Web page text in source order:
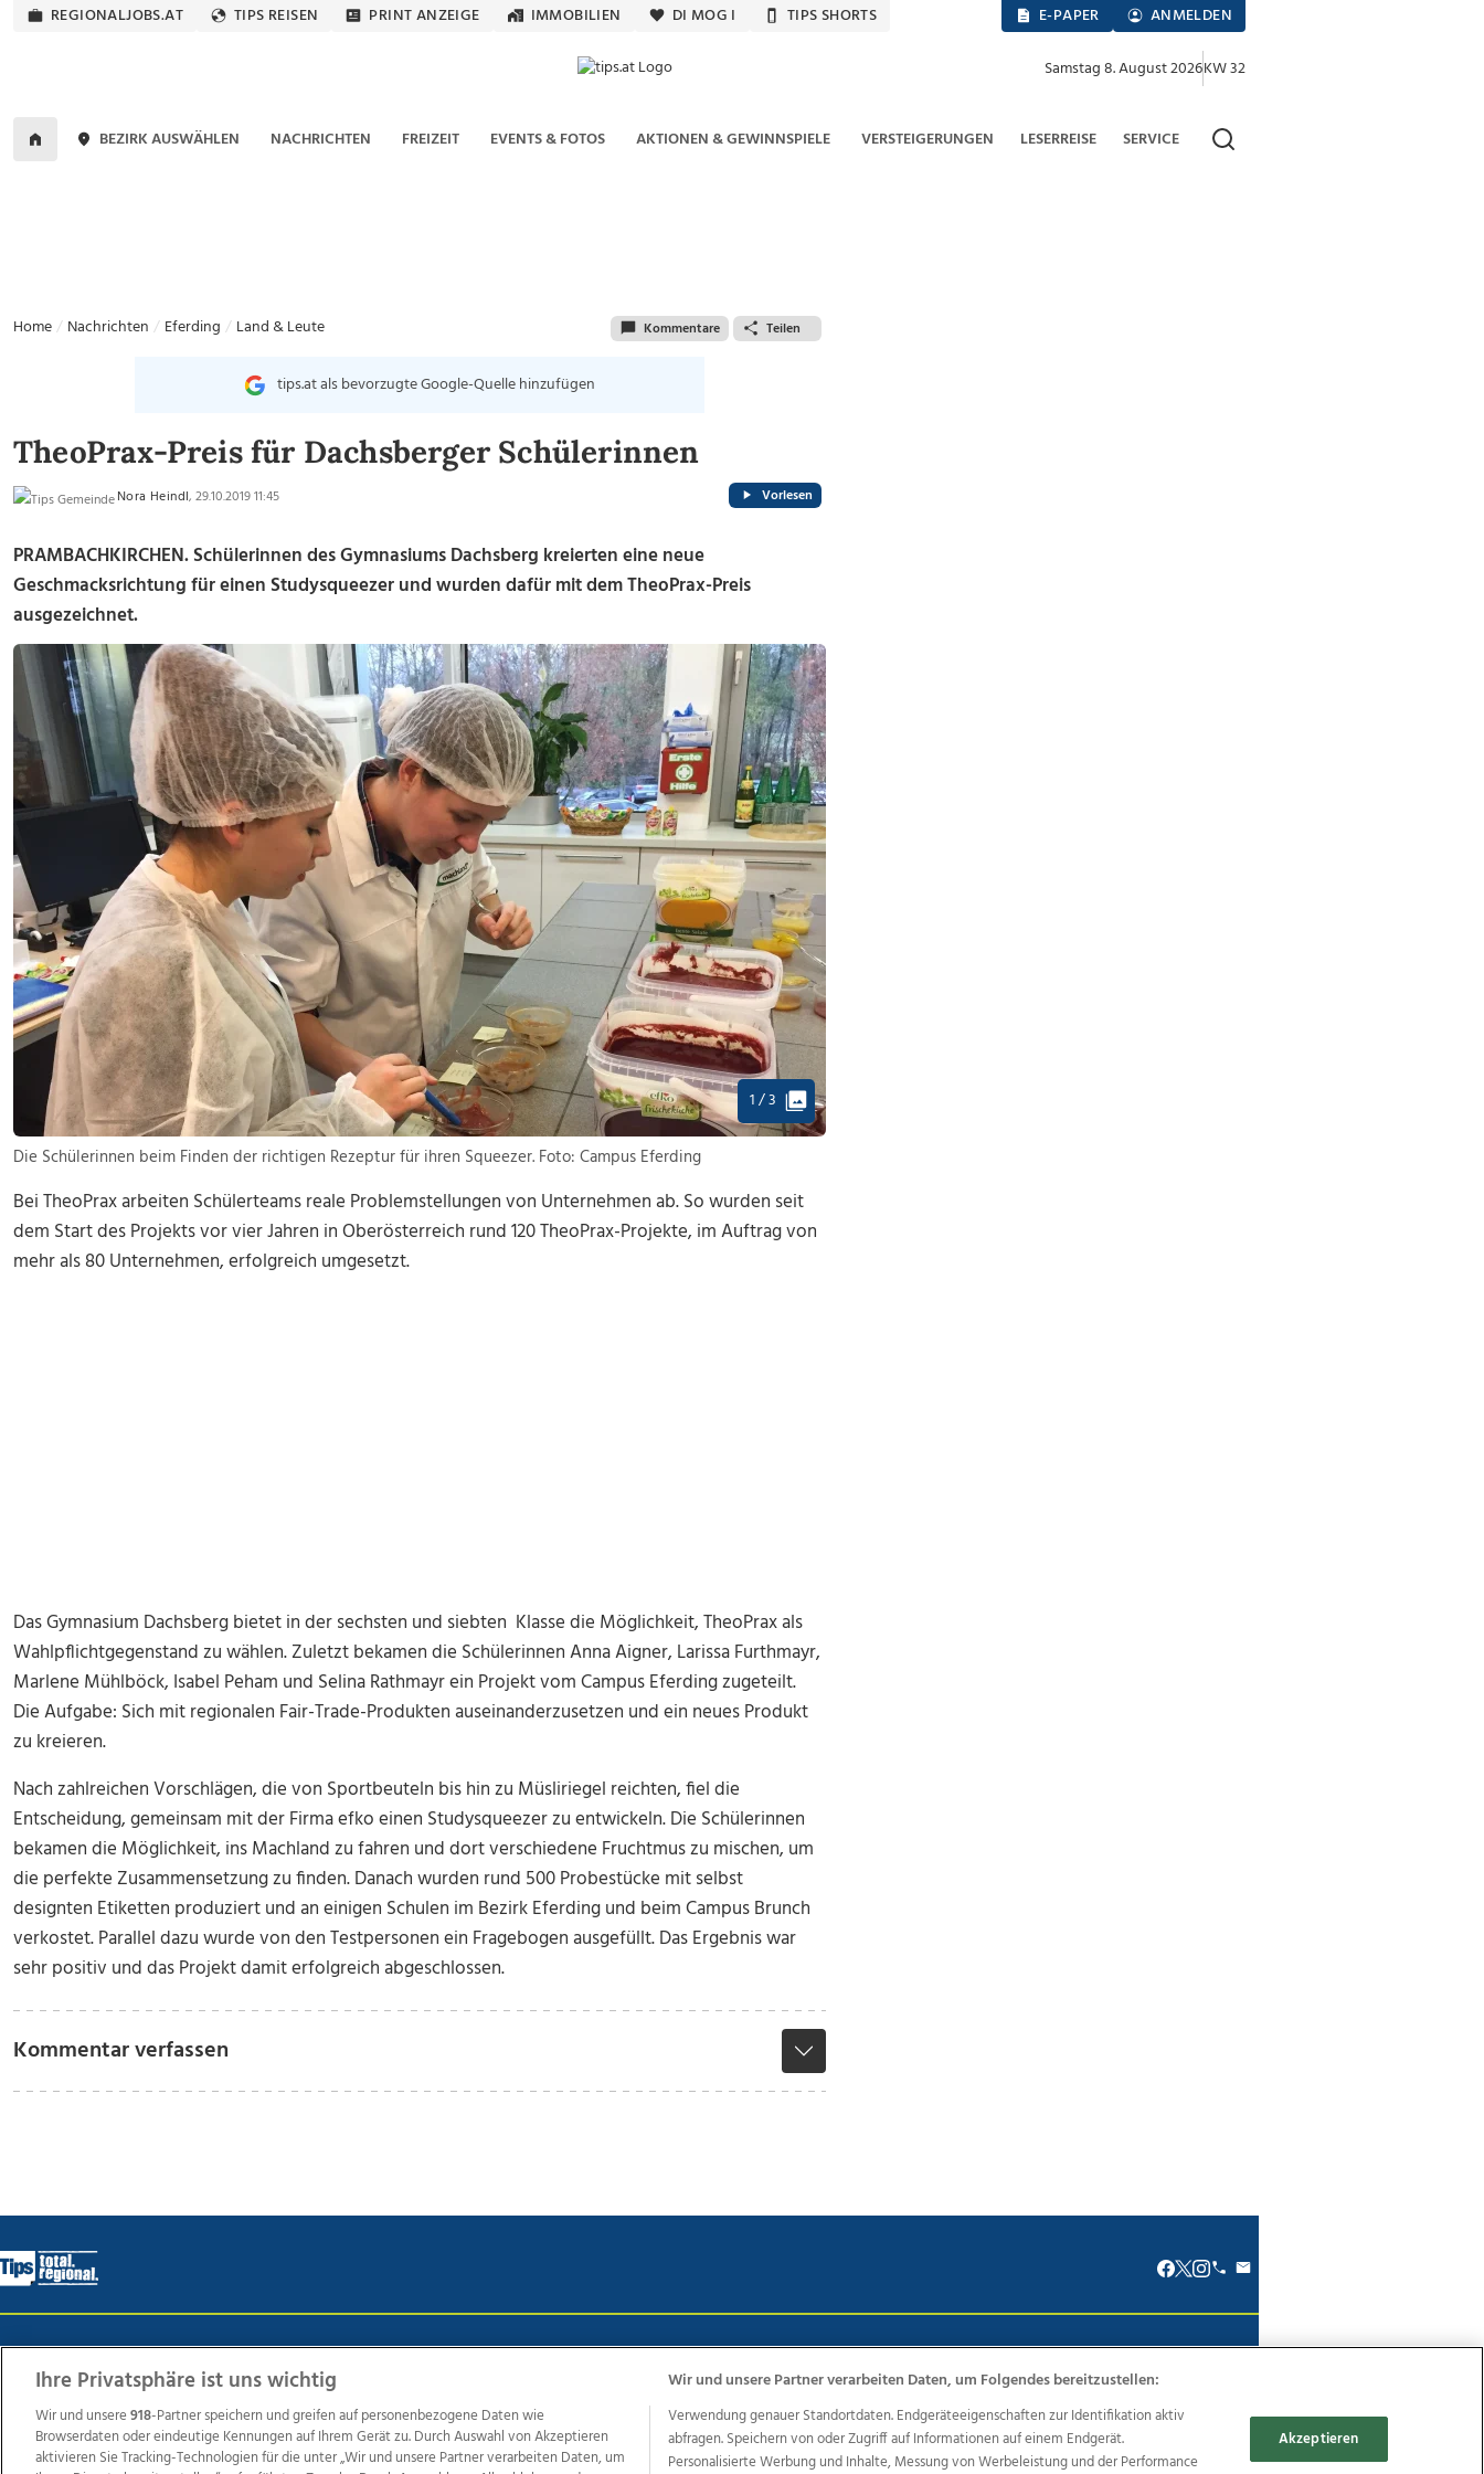
REGIONALJOBS.AT TIPS REISEN PRINT ANZEIGE IMMOBILIEN DI MOG I TIPS SHORTS E-PAPER ANMELDEN
Samstag 8. August 2026KW 32
BEZIRK AUSWÄHLEN NACHRICHTEN FREIZEIT EVENTS & FOTOS AKTIONEN & GEWINNSPIELE VERSTEIGERUNGEN LESERREISE SERVICE
Home Nachrichten Eferding Land & Leute Kommentare Teilen
tips.at als bevorzugte Google-Quelle hinzufügen
TheoPrax-Preis für Dachsberger Schülerinnen
Nora Heindl, 29.10.2019 11:45 Vorlesen
PRAMBACHKIRCHEN. Schülerinnen des Gymnasiums Dachsberg kreierten eine neue
Geschmacksrichtung für einen Studysqueezer und wurden dafür mit dem TheoPrax-Preis
ausgezeichnet.
1 / 3
Die Schülerinnen beim Finden der richtigen Rezeptur für ihren Squeezer. Foto: Campus Eferding
Bei TheoPrax arbeiten Schülerteams reale Problemstellungen von Unternehmen ab. So wurden seit
dem Start des Projekts vor vier Jahren in Oberösterreich rund 120 TheoPrax-Projekte, im Auftrag von
mehr als 80 Unternehmen, erfolgreich umgesetzt.
Das Gymnasium Dachsberg bietet in der sechsten und siebten Klasse die Möglichkeit, TheoPrax als
Wahlpflichtgegenstand zu wählen. Zuletzt bekamen die Schülerinnen Anna Aigner, Larissa Furthmayr,
Marlene Mühlböck, Isabel Peham und Selina Rathmayr ein Projekt vom Campus Eferding zugeteilt.
Die Aufgabe: Sich mit regionalen Fair-Trade-Produkten auseinanderzusetzen und ein neues Produkt
zu kreieren.
Nach zahlreichen Vorschlägen, die von Sportbeuteln bis hin zu Müsliriegel reichten, fiel die
Entscheidung, gemeinsam mit der Firma efko einen Studysqueezer zu entwickeln. Die Schülerinnen
bekamen die Möglichkeit, ins Machland zu fahren und dort verschiedene Fruchtmus zu mischen, um
die perfekte Zusammensetzung zu finden. Danach wurden rund 500 Probestücke mit selbst
designten Etiketten produziert und an einigen Schulen im Bezirk Eferding und beim Campus Brunch
verkostet. Parallel dazu wurde von den Testpersonen ein Fragebogen ausgefüllt. Das Ergebnis war
sehr positiv und das Projekt damit erfolgreich abgeschlossen.
Kommentar verfassen
Weitere Angebote des Medienhauses Wimmer
Ihre Privatsphäre ist uns wichtig
Wir und unsere918-Partner speichern und greifen auf personenbezogene Daten wie
Browserdaten oder eindeutige Kennungen auf Ihrem Gerät zu. Durch Auswahl von Akzeptieren
aktivieren Sie Tracking-Technologien für die unter „Wir und unsere Partner verarbeiten Daten, um
Wir und unsere Partner verarbeiten Daten, um Folgendes bereitzustellen:
Verwendung genauer Standortdaten. Endgeräteeigenschaften zur Identifikation aktiv
abfragen. Speichern von oder Zugriff auf Informationen auf einem Endgerät.
Personalisierte Werbung und Inhalte, Messung von Werbeleistung und der Performance
Akzeptieren